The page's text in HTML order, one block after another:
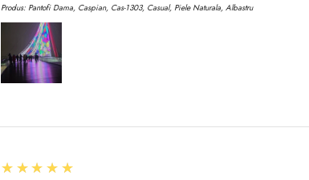
Produs: Pantofi Dama, Caspian, Cas-1303, Casual, Piele Naturala, Albastru
5
★★★★★